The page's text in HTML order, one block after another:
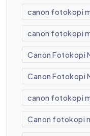
canon fotokopi
canon fotokopi
Canon Fotokopi
Canon Fotokopi
canon fotokopi
Canon fotokopi